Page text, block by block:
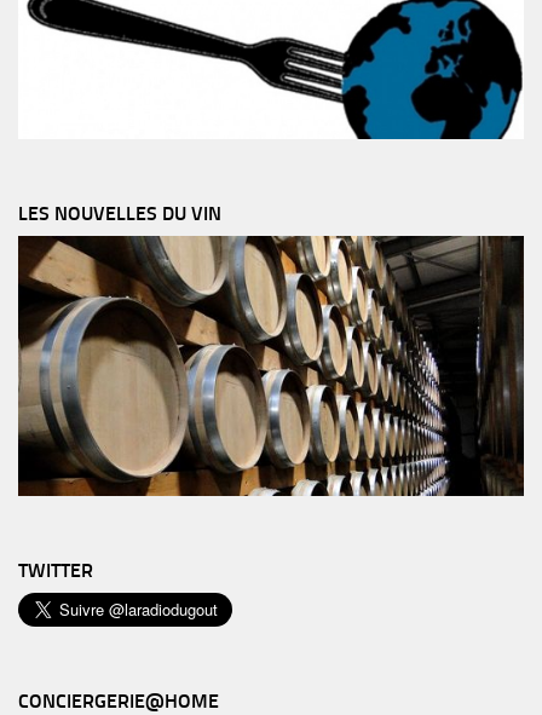
LES NOUVELLES DU VIN
TWITTER
CONCIERGERIE@HOME